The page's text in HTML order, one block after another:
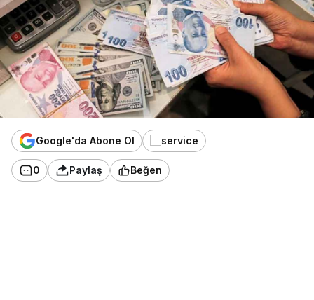
Google'da Abone Ol
0 Paylaş Beğen